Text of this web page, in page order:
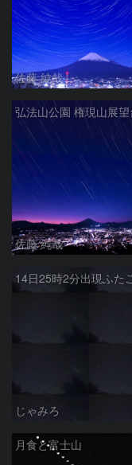
佐藤 純哉
佐藤 純哉
じゃみろ
月食と富士山